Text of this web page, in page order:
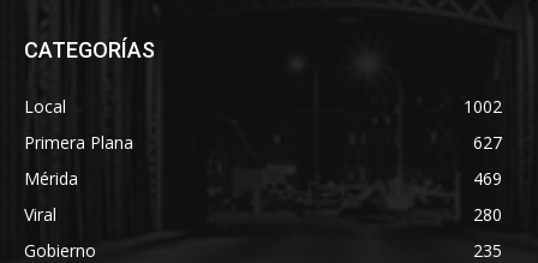
CATEGORÍAS
Local
1002
Primera Plana
627
Mérida
469
Viral
280
Gobierno
235